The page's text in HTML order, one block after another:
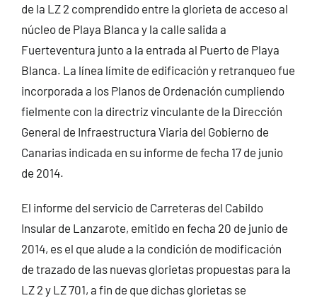
de la LZ 2 comprendido entre la glorieta de acceso al
núcleo de Playa Blanca y la calle salida a
Fuerteventura junto a la entrada al Puerto de Playa
Blanca. La línea límite de edificación y retranqueo fue
incorporada a los Planos de Ordenación cumpliendo
fielmente con la directriz vinculante de la Dirección
General de Infraestructura Viaria del Gobierno de
Canarias indicada en su informe de fecha 17 de junio
de 2014.
El informe del servicio de Carreteras del Cabildo
Insular de Lanzarote, emitido en fecha 20 de junio de
2014, es el que alude a la condición de modificación
de trazado de las nuevas glorietas propuestas para la
LZ 2 y LZ 701, a fin de que dichas glorietas se